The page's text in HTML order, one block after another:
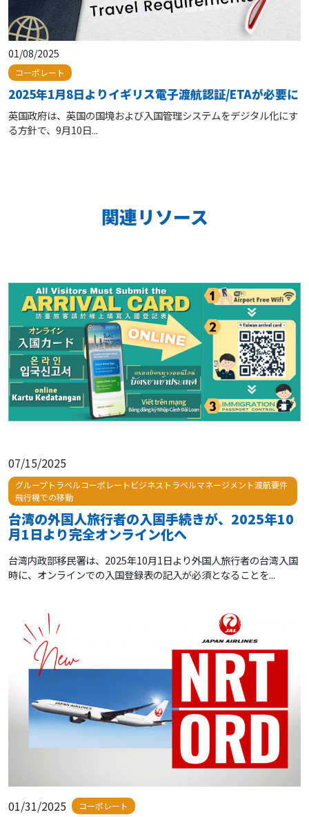
01/08/2025
コーポレート
2025年1月8日よりイギリス電子渡航認証/ETAが必要に
英国政府は、英国の国境および入国管理システムをデジタル化にす
る方針で、9月10日...
関連リソース
07/15/2025
グループトラベルコーポレートビジネストラベルマネージメント渡航要件
飛行機での移動
台湾の外国人旅行者の入国手続きが、2025年10
月1日より完全オンライン化へ
台湾内政部移民署は、2025年10月1日より外国人旅行者の台湾入国
時に、オンラインでの入国登録表の記入が必須となることを...
01/31/2025 コーポレート